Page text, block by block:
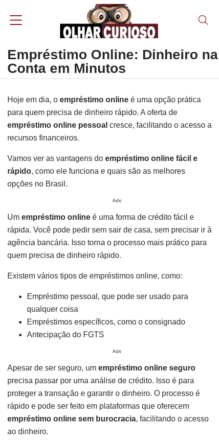
Empréstimo Online: Dinheiro na
Conta em Minutos
Hoje em dia, o empréstimo online é uma opção prática
para quem precisa de dinheiro rápido. A oferta de
empréstimo online pessoal cresce, facilitando o acesso a
recursos financeiros.
Vamos ver as vantagens do empréstimo online fácil e
rápido, como ele funciona e quais são as melhores
opções no Brasil.
Ads
Um empréstimo online é uma forma de crédito fácil e
rápida. Você pode pedir sem sair de casa, sem precisar ir à
agência bancária. Isso torna o processo mais prático para
quem precisa de dinheiro rápido.
Existem vários tipos de empréstimos online, como:
Empréstimo pessoal, que pode ser usado para
qualquer coisa
Empréstimos específicos, como o consignado
Antecipação do FGTS
Ads
Apesar de ser seguro, um empréstimo online seguro
precisa passar por uma análise de crédito. Isso é para
proteger a transação e garantir o dinheiro. O processo é
rápido e pode ser feito em plataformas que oferecem
empréstimo online sem burocracia, facilitando o acesso
ao dinheiro.